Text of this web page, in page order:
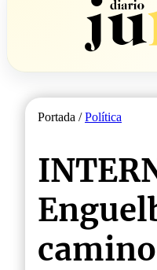
Portada /Política